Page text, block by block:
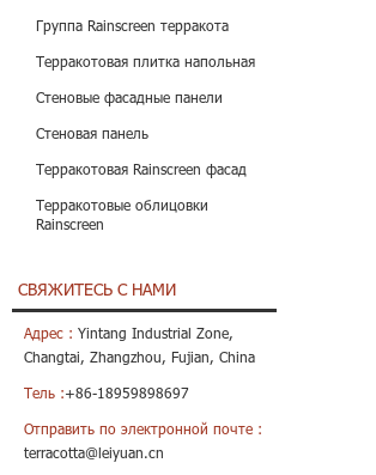
Группа Rainscreen терракота
Терракотовая плитка напольная
Стеновые фасадные панели
Стеновая панель
Терракотовая Rainscreen фасад
Терракотовые облицовки
Rainscreen
СВЯЖИТЕСЬ С НАМИ
Адрес : Yintang Industrial Zone,
Changtai, Zhangzhou, Fujian, China
Тель :+86-18959898697
Отправить по электронной почте :
terracotta@leiyuan.cn